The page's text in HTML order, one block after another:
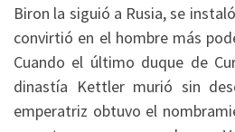
Biron la siguió a Rusia, se
convirtió en el hombre más
Cuando el último duque de
dinastía Kettler murió sin
emperatriz obtuvo el